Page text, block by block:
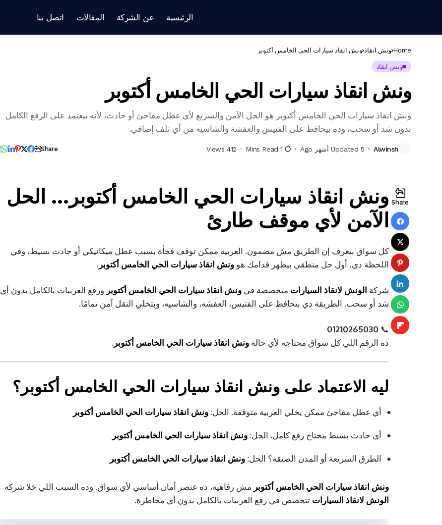
الرئيسية عن الشركة المقالات اتصل بنا
Home ونش انقاذ ونش انقاذ سيارات الحي الخامس أكتوبر
ونش انقاذ
ونش انقاذ سيارات الحي الخامس أكتوبر
ونش انقاذ سيارات الحي الخامس أكتوبر هو الحل الآمن والسريع لأي عطل مفاجئ أو حادث، لأنه بيعتمد على الرفع الكامل
بدون شد أو سحب، وده بيحافظ على الفتيس والعفشة والشاسيه من أي تلف إضافي.
Alwinsh Updated 5 أشهر Ago 1 Mins Read
412 Views
Share
Share ونش انقاذ سيارات الحي الخامس أكتوبر … الحل
الآمن لأي موقف طارئ
كل سواق بيعرف إن الطريق مش مضمون. العربية ممكن توقف فجأة بسبب عطل ميكانيكي أو حادث بسيط، وفي
اللحظة دي، أول حل منطقي بيظهر قدامك هو ونش انقاذ سيارات الحي الخامس أكتوبر .
شركة الونش لانقاذ السيارات متخصصة في ونش انقاذ سيارات الحي الخامس أكتوبر ورفع العربيات بالكامل بدون أي
شد أو سحب. الطريقة دي بتحافظ على الفتيس، العفشة، والشاسيه، وبتخلي النقل آمن تمامًا.
📞
01210265030
ده الرقم اللي كل سواق محتاجه لأي حالة ونش انقاذ سيارات الحي الخامس أكتوبر .
ليه الاعتماد على ونش انقاذ سيارات الحي الخامس أكتوبر؟
أي عطل مفاجئ ممكن يخلي العربية متوقفة. الحل: ونش انقاذ سيارات الحي الخامس أكتوبر
أي حادث بسيط محتاج رفع كامل. الحل: ونش انقاذ سيارات الحي الخامس أكتوبر
الطرق السريعة أو المدن الضيقة؟ الحل: ونش انقاذ سيارات الحي الخامس أكتوبر
ونش انقاذ سيارات الحي الخامس أكتوبر مش رفاهية، ده عنصر أمان أساسي لأي سواق. وده السبب اللي خلا شركة
الونش لانقاذ السيارات تتخصص في رفع العربيات بالكامل بدون أي مخاطرة.